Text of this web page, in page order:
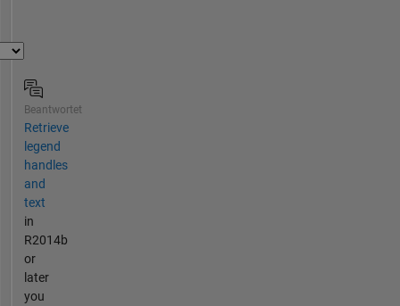
Beantwortet
Retrieve
legend
handles
and
text
in
R2014b
or
later
you